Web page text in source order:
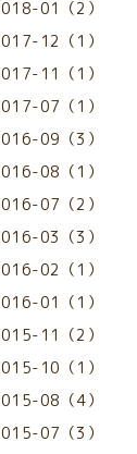
01（2）
12（1）
11（1）
07（1）
09（3）
08（1）
07（2）
03（3）
02（1）
01（1）
11（2）
10（1）
08（4）
07（3）